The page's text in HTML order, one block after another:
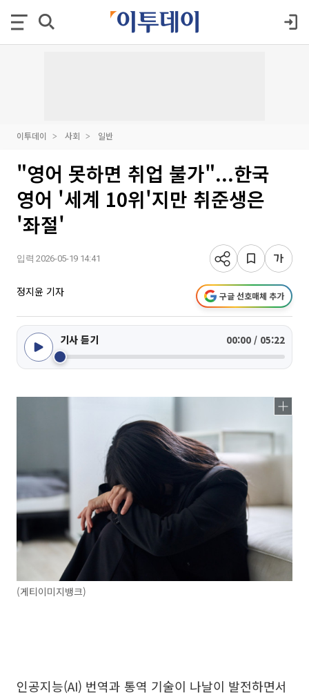
이투데이 사회 일반
"영어 못하면 취업 불가"...한국
영어 '세계 10위'지만 취준생은
'좌절'
입력 2026-05-19 14:41
정지윤 기자 구글 선호매체 추가
기사 듣기 00:00 / 05:22
(게티이미지뱅크)
인공지능(AI) 번역과 통역 기술이 나날이 발전하면서